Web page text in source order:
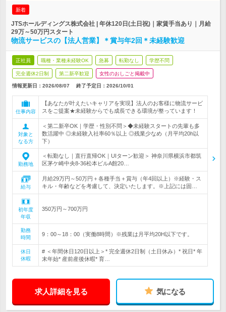
新着
JTSホールディングス株式会社 | 年休120日(土日祝)｜家賃手当あり｜月給
29万～50万円スタート
物流サービスの【法人営業】＊賞与年2回＊未経験歓迎
正社員 職種・業種未経験OK 急募 転勤なし 学歴不問
完全週休2日制 第二新卒歓迎 女性のおしごと掲載中
情報更新日：2026/08/07 終了予定日： 2026/10/01
仕事内容
【あなたが叶えたいキャリアを実現】法人のお客様に物流サービ
スをご提案★未経験からでも成長できる環境が整っています！
対象と
なる方
＜第二新卒OK｜学歴・性別不問＞◆未経験スタートの先輩も多
数活躍中 ◎未経験入社率60％以上 ◎残業少なめ（月平均20h以
下）
勤務地
＜転勤なし｜直行直帰OK｜UIターン歓迎＞ 神奈川県横浜市都筑
区茅ケ崎中央8-36松本ビルA館20…
給与
月給29万円～50万円＋各種手当＋賞与（年4回以上）※経験・ス
キル・年齢などを考慮して、決定いたします。※上記には固…
初年度
年収
350万円～700万円
勤務
時間
9：00～18：00（実働8時間）※残業は月平均20H以下です。
休日
休暇
# ＜年間休日120日以上＞* 完全週休2日制（土日休み）* 祝日* 年
末年始* 産前産後休暇* 育…
求人詳細を見る 気になる